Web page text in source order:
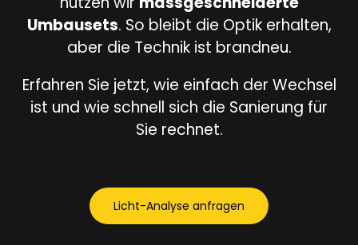
Umbausets. So bleibt die Optik erhalten,
aber die Technik ist brandneu.
Erfahren Sie jetzt, wie einfach der Wechsel
ist und wie schnell sich die Sanierung für
Sie rechnet.
Licht-Analyse anfragen